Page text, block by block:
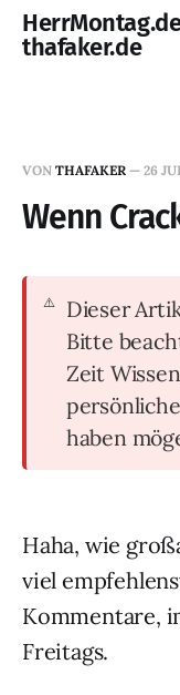
thafaker.de
VON THAFAKER — 26
Wenn
Dieser
Bitte
Zeit
haben
Haha, wie
viel
Kommentare,
Freitags.